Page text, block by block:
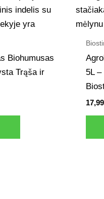
Biohumusas
Trąša ir
5L